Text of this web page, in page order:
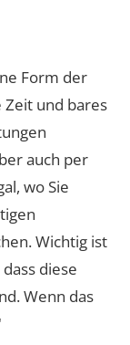
Form der
Zeit und bares
auch per
wo Sie
Wichtig ist
diese
Wenn das